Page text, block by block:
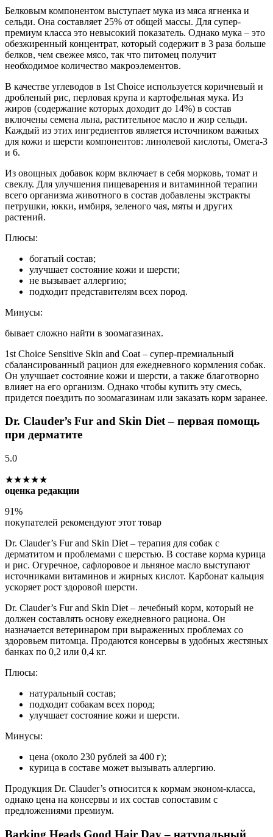
Белковым компонентом выступает мука из мяса ягненка и
сельди. Она составляет 25% от общей массы. Для супер-
премиум класса это невысокий показатель. Однако мука – это
обезжиренный концентрат, который содержит в 3 раза больше
белков, чем свежее мясо, так что питомец получит
необходимое количество макроэлементов.
В качестве углеводов в 1st Choice используется коричневый и
дробленый рис, перловая крупа и картофельная мука. Из
жиров (содержание которых доходит до 14%) в состав
включены семена льна, растительное масло и жир сельди.
Каждый из этих ингредиентов является источником важных
для кожи и шерсти компонентов: линолевой кислоты, Омега-3
и 6.
Из овощных добавок корм включает в себя морковь, томат и
свеклу. Для улучшения пищеварения и витаминной терапии
всего организма животного в состав добавлены экстракты
петрушки, юкки, имбиря, зеленого чая, мяты и других
растений.
Плюсы:
богатый состав;
улучшает состояние кожи и шерсти;
не вызывает аллергию;
подходит представителям всех пород.
Минусы:
бывает сложно найти в зоомагазинах.
1st Choice Sensitive Skin and Coat – супер-премиальный
сбалансированный рацион для ежедневного кормления собак.
Он улучшает состояние кожи и шерсти, а также благотворно
влияет на его организм. Однако чтобы купить эту смесь,
придется поездить по зоомагазинам или заказать корм заранее.
Dr. Clauder’s Fur and Skin Diet – первая помощь
при дерматите
5.0
★★★★★
оценка редакции
91%
покупателей рекомендуют этот товар
Dr. Clauder’s Fur and Skin Diet – терапия для собак с
дерматитом и проблемами с шерстью. В составе корма курица
и рис. Огуречное, сафлоровое и льняное масло выступают
источниками витаминов и жирных кислот. Карбонат кальция
ускоряет рост здоровой шерсти.
Dr. Clauder’s Fur and Skin Diet – лечебный корм, который не
должен составлять основу ежедневного рациона. Он
назначается ветеринаром при выраженных проблемах со
здоровьем питомца. Продаются консервы в удобных жестяных
банках по 0,2 или 0,4 кг.
Плюсы:
натуральный состав;
подходит собакам всех пород;
улучшает состояние кожи и шерсти.
Минусы:
цена (около 230 рублей за 400 г);
курица в составе может вызывать аллергию.
Продукция Dr. Clauder’s относится к кормам эконом-класса,
однако цена на консервы и их состав сопоставим с
предложениями премиум.
Barking Heads Good Hair Day – натуральный